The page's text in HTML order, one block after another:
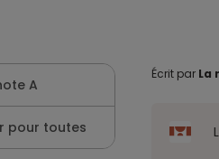
A
pour toutes
Écrit par La